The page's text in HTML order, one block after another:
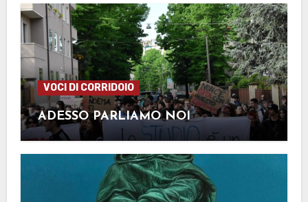
VOCI DI CORRIDOIO
ADESSO PARLIAMO NOI